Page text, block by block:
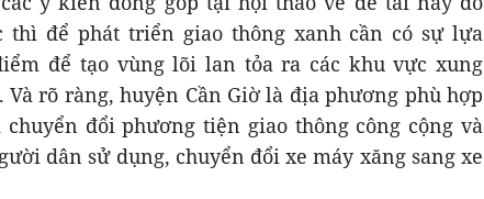
thì để phát triển giao thông xanh cần có sự lựa
để tạo vùng lõi lan tỏa ra các khu vực xung
rõ ràng, huyện Cần Giờ là địa phương phù hợp
đổi phương tiện giao thông công cộng và
dân sử dụng, chuyển đổi xe máy xăng sang xe